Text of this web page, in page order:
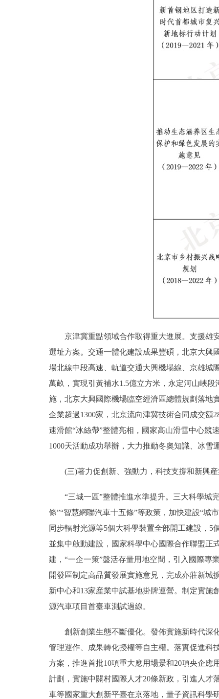
京津冀重點領域合作取得重大進展。支援雄安
選址方案。交通一體化建設成果豐碩，北京大興
場北線中段高速、軌道交通大興機場線、京雄城
萬畝，實現引黃補水1.5億立方米，永定河山峽
施，北京大興國際機場臨空經濟區總體規劃落地
企業超過1300家，北京流向津冀技術合同成交額
速滑館“冰絲帶”整體亮相，國家高山滑雪中心競
1000天活動成功舉辦，大力推動冬奧知識、冰
(三)著力促創新、強動力，科技支撐和新興産
“三城一區”整體推進水準提升。三大科學城完
條”“智慧網聯汽車十五條”等政策，加快建設“城
同步輻射光源等5個大科學裝置全部開工建設，
並集中啟動建設，國家科學中心國際合作聯盟正
建，“一企一策”盤活存量用地空間，引入國際專
開發區制定高品質發展實施意見，完成亦莊新城
新中心和13家産業中試基地掛牌運營。制定實
源汽車項目首臺車測試過線。
創新創業生態不斷優化。發佈實施新時代深化
管理運作、成果轉化授權等自主權。落實促進科
方案，推進首批10項重大應用場景和20項央企應
計劃，實施中關村國際人才20條新政，引進人才
車等國家重大創新平臺在京落地，量子資訊科學